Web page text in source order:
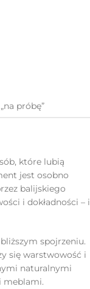
próbę”
które lubią
jest osobno
balijskiego
i dokładności – i
spojrzeniu.
się warstwowość i
naturalnymi
meblami.